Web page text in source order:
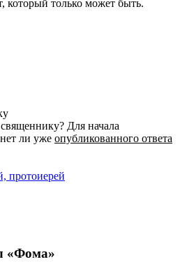
который только может быть.
Для начала
ли уже опубликованного ответа
«Фома»